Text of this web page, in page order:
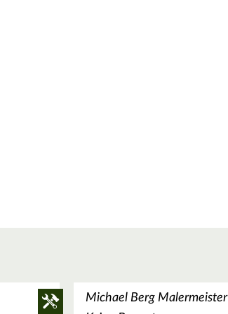
Michael Berg Malermeister